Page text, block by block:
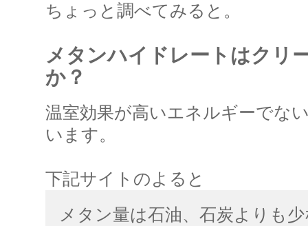
ちょっと調べてみると。
メタンハイドレートはクリ
か？
温室効果が高いエネルギーでな
います。
下記サイトのよると
メタン量は石油、石炭よりも